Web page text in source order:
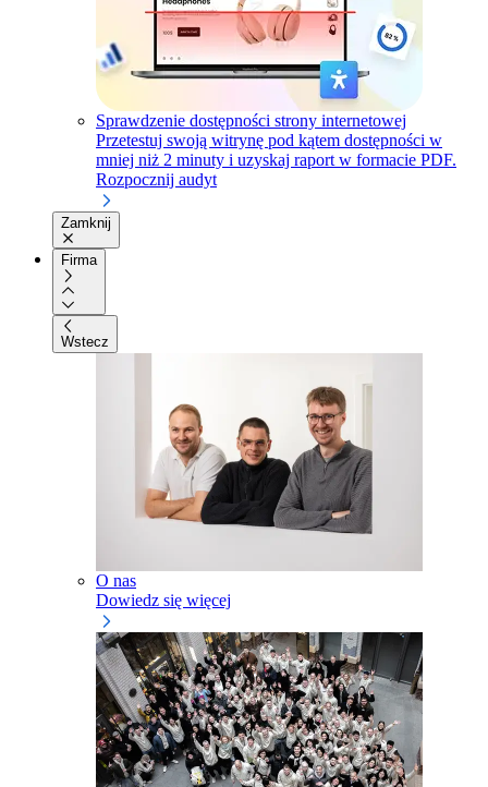
Sprawdzenie dostępności strony internetowej
Przetestuj swoją witrynę pod kątem dostępności w
mniej niż 2 minuty i uzyskaj raport w formacie PDF.
Rozpocznij audyt
Zamknij
Firma
Wstecz
O nas
Dowiedz się więcej